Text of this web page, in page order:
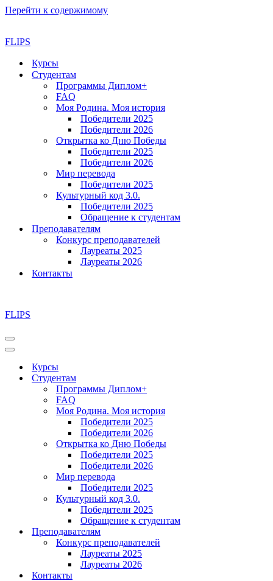
Перейти к содержимому
FLIPS
Курсы
Студентам
Программы Диплом+
FAQ
Моя Родина. Моя история
Победители 2025
Победители 2026
Открытка ко Дню Победы
Победители 2025
Победители 2026
Мир перевода
Победители 2025
Культурный код 3.0.
Победители 2025
Обращение к студентам
Преподавателям
Конкурс преподавателей
Лауреаты 2025
Лауреаты 2026
Контакты
FLIPS
Меню
навигации
Меню
навигацииКурсы
Студентам
Программы Диплом+
FAQ
Моя Родина. Моя история
Победители 2025
Победители 2026
Открытка ко Дню Победы
Победители 2025
Победители 2026
Мир перевода
Победители 2025
Культурный код 3.0.
Победители 2025
Обращение к студентам
Преподавателям
Конкурс преподавателей
Лауреаты 2025
Лауреаты 2026
Контакты